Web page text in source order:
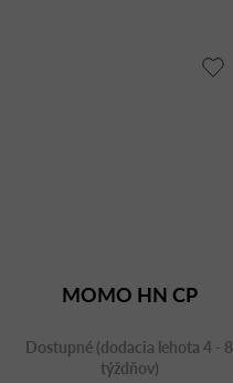
MOMO HN CP
Dostupné (dodacia lehota 4 - 8
týždňov)